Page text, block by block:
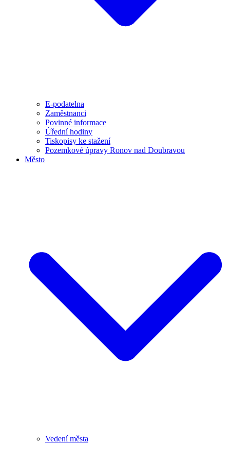
E-podatelna
Zaměstnanci
Povinné informace
Úřední hodiny
Tiskopisy ke stažení
Pozemkové úpravy Ronov nad Doubravou
Město
Vedení města